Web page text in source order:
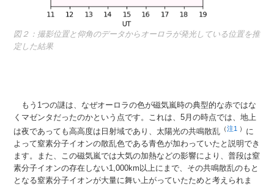
図２：撮影位置と仰角のデータからオーロラが発光している位置を推
定した結果
もう1つの謎は、なぜオーロラの色が磁気嵐時の典型的な赤ではな
くマゼンタだったのかという点です。これは、5月の時点では、地上
は夜であっても高高度は日射域であり、太陽光の共鳴散乱 （注1 ） に
よって窒素分子イオンの散乱色である青色が加わっていたと説明でき
ます。また、この磁気嵐では大気の加熱などの影響により、普段は窒
素分子イオンの存在しない1,000km以上にまで、その共鳴散乱のもと
となる窒素分子イオンが大量に舞い上がっていたためと考えられま